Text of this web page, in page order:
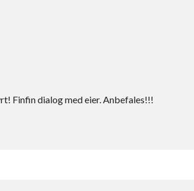
Finfin dialog med eier. Anbefales!!!